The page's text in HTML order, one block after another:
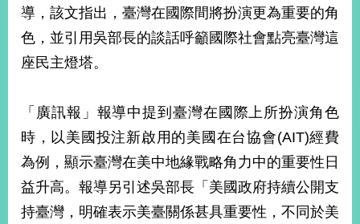
落
國
海
照
回
首
網
導，該文指出，臺灣在國際間將扮演更為重要的角
色，並引用吳部長的談話呼籲國際社會點亮臺灣這
座民主燈塔。
「廣訊報」報導中提到臺灣在國際上所扮演角色
時，以美國投注新啟用的美國在台協會(AIT)經費
為例，顯示臺灣在美中地緣戰略角力中的重要性日
益升高。報導另引述吳部長「美國政府持續公開支
持臺灣，明確表示美臺關係甚具重要性，不同於美